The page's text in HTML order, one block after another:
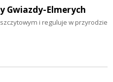
Gwiazdy-Elmerych
i reguluje w przyrodzie